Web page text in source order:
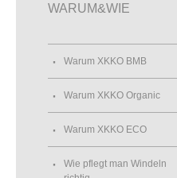
WARUM&WIE
Warum XKKO BMB
Warum XKKO Organic
Warum XKKO ECO
Wie pflegt man Windeln